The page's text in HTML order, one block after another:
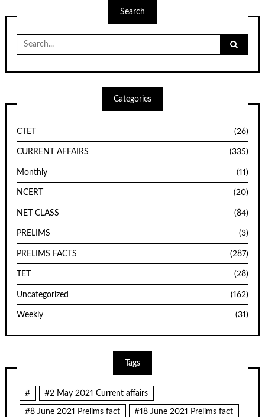
Search
for:
Categories
CTET (26)
CURRENT AFFAIRS (335)
Monthly (11)
NCERT (20)
NET CLASS (84)
PRELIMS (3)
PRELIMS FACTS (287)
TET (28)
Uncategorized (162)
Weekly (31)
Tags
# #2 May 2021 Current affairs
#8 June 2021 Prelims fact #18 June 2021 Prelims fact